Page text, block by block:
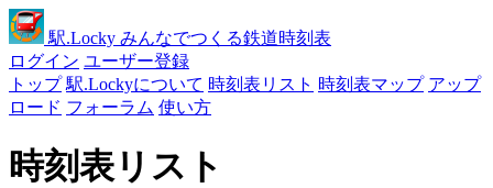
駅.Locky みんなでつくる鉄道時刻表
ログイン ユーザー登録
トップ 駅.Lockyについて 時刻表リスト 時刻表マップ アップ
ロード フォーラム 使い方
時刻表リスト